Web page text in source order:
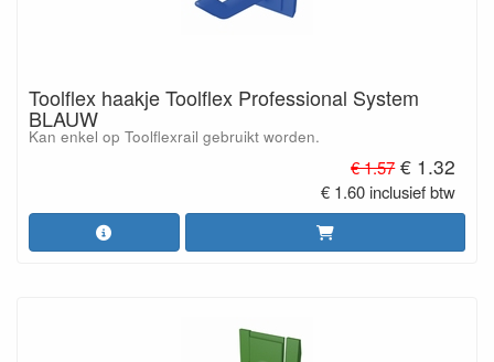
Toolflex haakje Toolflex Professional System
BLAUW
Kan enkel op Toolflexrail gebruikt worden.
€ 1.57 € 1.32
€ 1.60 inclusief btw